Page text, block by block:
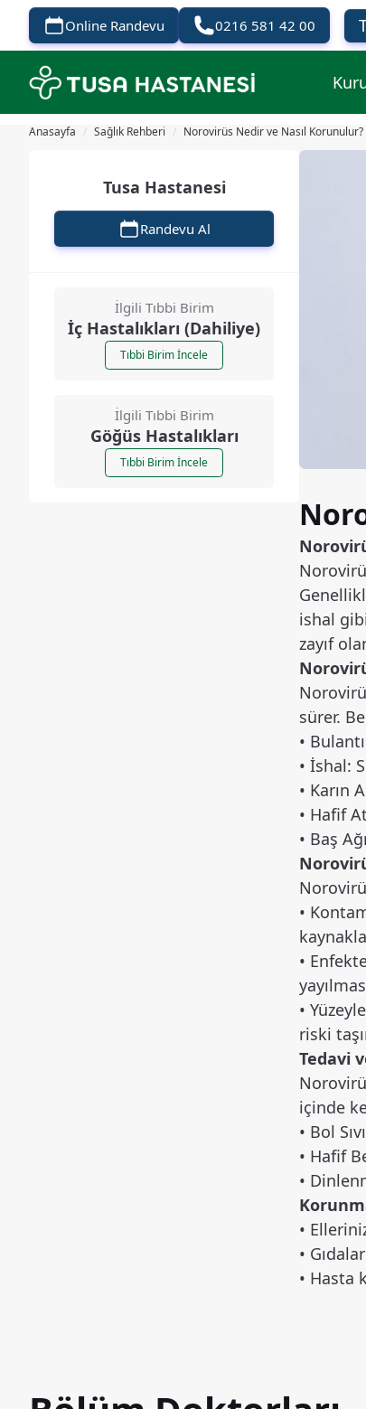
Online Randevu 0216 581 42 00
Anasayfa / Sağlık Rehberi / Norovirüs Nedir ve Nasıl Korunulur?
Tusa Hastanesi
Randevu Al
İlgili Tıbbi Birim
İç Hastalıkları (Dahiliye)
Tıbbi Birim İncele
İlgili Tıbbi Birim
Göğüs Hastalıkları
Tıbbi Birim İncele
ishal
zayıf
sürer.
•
• İshal:
• Karın
• Hafif
• Baş
•
•
•
riski
Tedavi
içinde
• Bol
• Hafif
•
•
•
• Hasta